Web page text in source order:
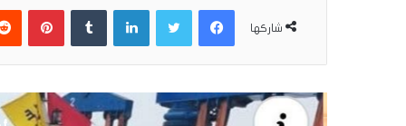
شاركها
فيسبوكتويتر لينكدإن